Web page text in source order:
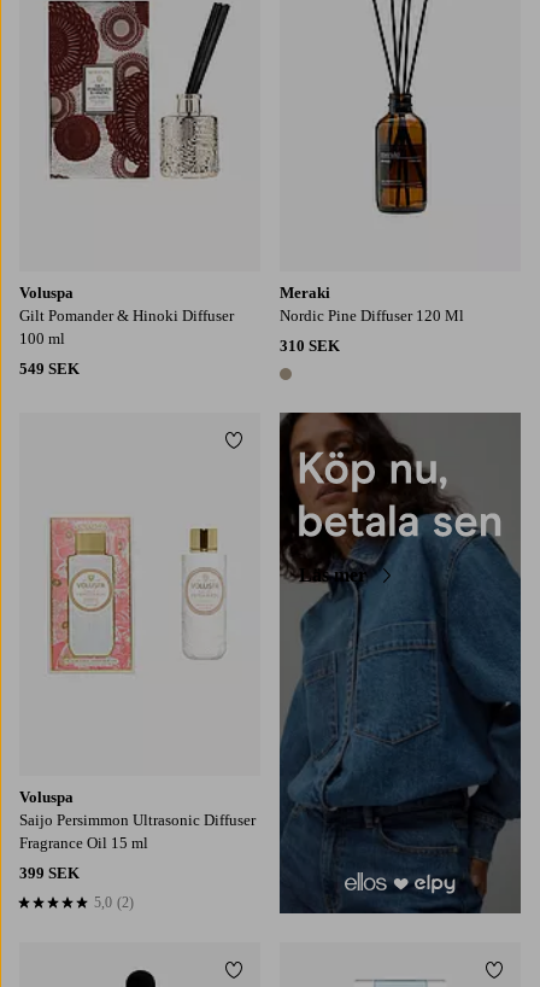
Voluspa
Gilt Pomander & Hinoki Diffuser
100 ml
549 SEK
Meraki
Nordic Pine Diffuser 120 Ml
310 SEK
1 färg
Voluspa
Saijo Persimmon Ultrasonic Diffuser
Fragrance Oil 15 ml
399 SEK
5,0 baserat på 2 st betyg
5,0 (2)
Lägg till i favoriter
Läs mer
Lägg till i favoriter